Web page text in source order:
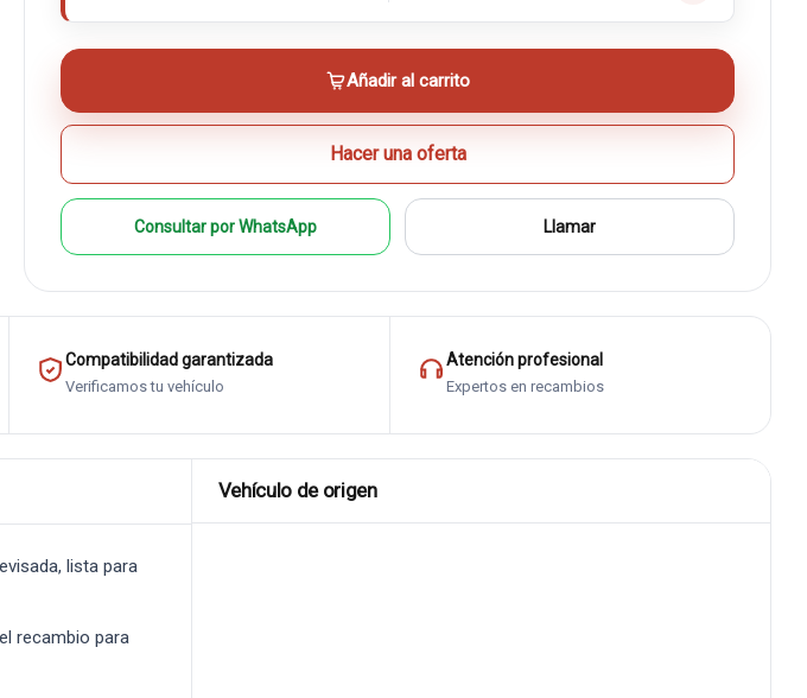
Añadir al carrito
Hacer una oferta
Consultar por WhatsApp Llamar
Compatibilidad garantizada
Verificamos tu vehículo
Atención profesional
Expertos en recambios
lista para
recambio para
Vehículo de origen